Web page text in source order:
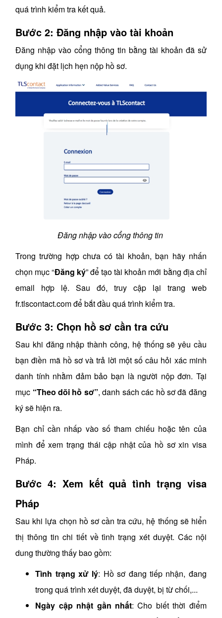
quá trình kiểm tra kết quả.
Bước 2: Đăng nhập vào tài khoản
Đăng nhập vào cổng thông tin bằng tài khoản đã sử
dụng khi đặt lịch hẹn nộp hồ sơ.
Đăng nhập vào cổng thông tin
Trong trường hợp chưa có tài khoản, bạn hãy nhấn
chọn mục “Đăng ký” để tạo tài khoản mới bằng địa chỉ
email hợp lệ. Sau đó, truy cập lại trang web
fr.tlscontact.com để bắt đầu quá trình kiểm tra.
Bước 3: Chọn hồ sơ cần tra cứu
Sau khi đăng nhập thành công, hệ thống sẽ yêu cầu
bạn điền mã hồ sơ và trả lời một số câu hỏi xác minh
danh tính nhằm đảm bảo bạn là người nộp đơn. Tại
mục “Theo dõi hồ sơ”, danh sách các hồ sơ đã đăng
ký sẽ hiện ra.
Bạn chỉ cần nhấp vào số tham chiếu hoặc tên của
mình để xem trạng thái cập nhật của hồ sơ xin visa
Pháp.
Bước 4: Xem kết quả tình trạng visa
Pháp
Sau khi lựa chọn hồ sơ cần tra cứu, hệ thống sẽ hiển
thị thông tin chi tiết về tình trạng xét duyệt. Các nội
dung thường thấy bao gồm:
Tình trạng xử lý: Hồ sơ đang tiếp nhận, đang
trong quá trình xét duyệt, đã duyệt, bị từ chối,...
Ngày cập nhật gần nhất: Cho biết thời điểm